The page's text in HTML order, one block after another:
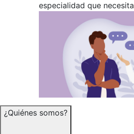
especialidad que necesita
¿Quiénes somos?